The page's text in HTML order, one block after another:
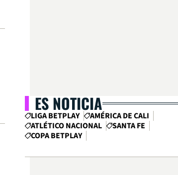
ES NOTICIA
LIGA BETPLAY
AMÉRICA DE CALI
ATLÉTICO NACIONAL
SANTA FE
COPA BETPLAY